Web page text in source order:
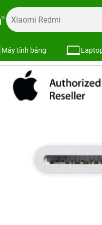
Máy tính bảng
Phụ kiện Apple Đầu